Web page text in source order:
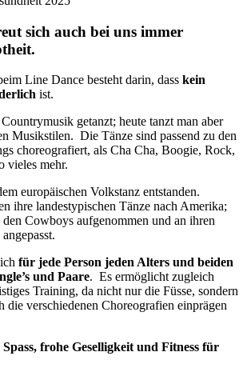
sich auch bei uns immer
Line Dance besteht darin, dass kein
ist.
getanzt; heute tanzt man aber
Musikstilen. Die Tänze sind passend zu den
choreografiert, als Cha Cha, Boogie, Rock,
vieles mehr.
europäischen Volkstanz entstanden.
ihre landestypischen Tänze nach Amerika;
Cowboys aufgenommen und an ihren
für jede Person jeden Alters und beiden
und Paare. Es ermöglicht zugleich
Training, da nicht nur die Füsse, sondern
die verschiedenen Choreografien einprägen
frohe Geselligkeit und Fitness für